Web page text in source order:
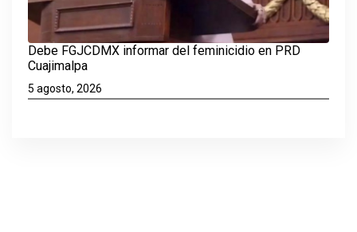
Debe FGJCDMX informar del feminicidio en PRD
Cuajimalpa
5 agosto, 2026